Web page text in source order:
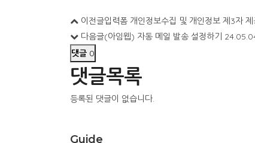
이전글입력폼 개인정보수집 및 개인정보 제3자
다음글(아임웹) 자동 메일 발송 설정하기
댓글 0
댓글목록
등록된 댓글이 없습니다.
Guide